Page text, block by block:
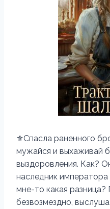
⚜️Спасла раненного
мужайся и выхаживай
выздоровления. Как?
наследник
мне-то какая разница?
безвозмездно,